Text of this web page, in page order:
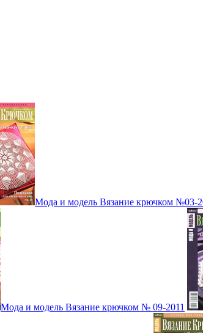
Мода и модель Вязание крючком №03-
Мода и модель Вязание крючком № 09-2011